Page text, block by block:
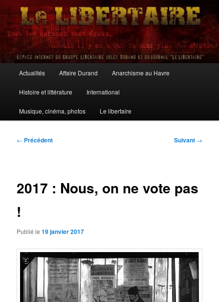
Aller
contenu
principalLe Libertaire
principal
Actualités Affaire Durand Anarchisme au Havre
Histoire et littérature International
Musique, cinéma, photos Le libertaire
Navigation
← Précédent Suivant →
2017 : Nous, on ne vote pas
!
Publié le19 janvier 2017